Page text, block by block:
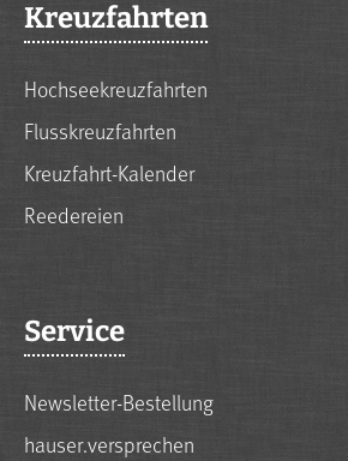
Kreuzfahrten
Hochseekreuzfahrten
Flusskreuzfahrten
Kreuzfahrt-Kalender
Reedereien
Service
Newsletter-Bestellung
hauser.versprechen